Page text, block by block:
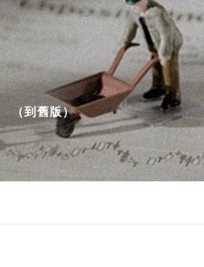
（到舊版）